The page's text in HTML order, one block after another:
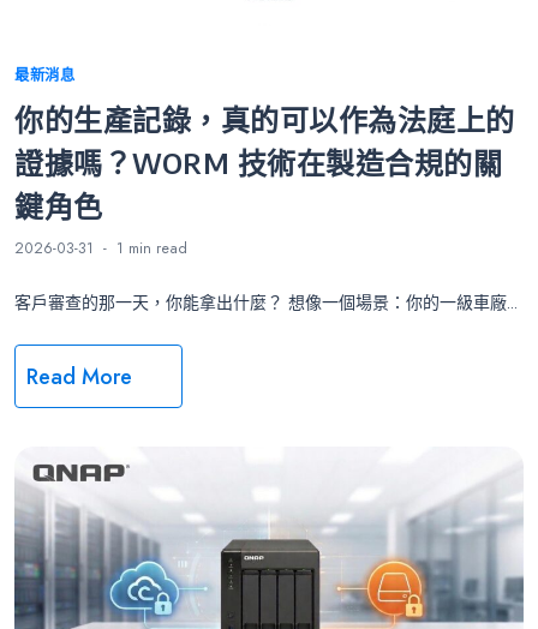
Categories
最新消息
你的生產記錄，真的可以作為法庭上的
證據嗎？WORM 技術在製造合規的關
鍵角色
2026-03-31 1 min read
客戶審查的那一天，你能拿出什麼？ 想像一個場景：你的一級車廠...
Read More